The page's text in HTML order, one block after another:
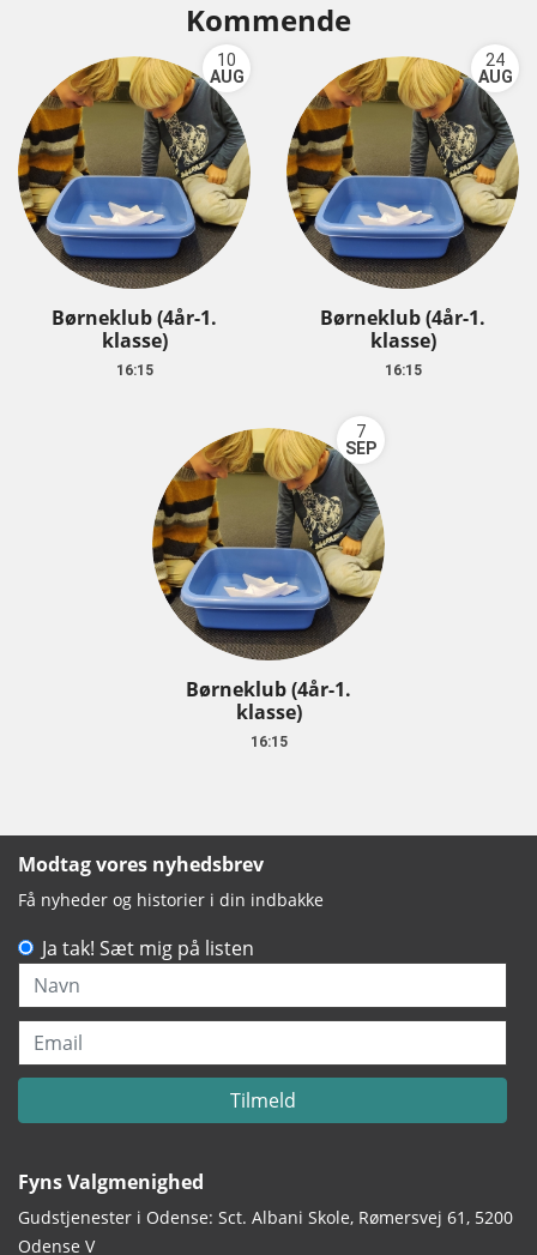
Kommende
10
AUG
Børneklub (4år-1.
klasse)
16:15
24
AUG
Børneklub (4år-1.
klasse)
16:15
7
SEP
Børneklub (4år-1.
klasse)
16:15
Fyns Valgmenighed
Gudstjenester i Odense: Sct. Albani Skole, Rømersvej 61, 5200
Odense V
Modtag vores nyhedsbrev
Få nyheder og historier i din indbakke
Ja tak! Sæt mig på listen
Navn
Email
Tilmeld